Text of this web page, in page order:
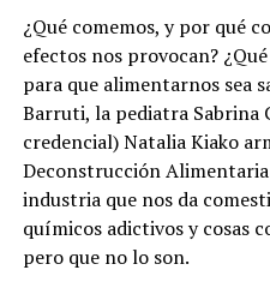
¿Qué comemos, y por qué
efectos nos provocan?
para que alimentarnos sea
Barruti, la pediatra Sabrina
credencial) Natalia Kiako
Deconstrucción
industria que nos da
químicos adictivos y cosas
pero que no lo son.